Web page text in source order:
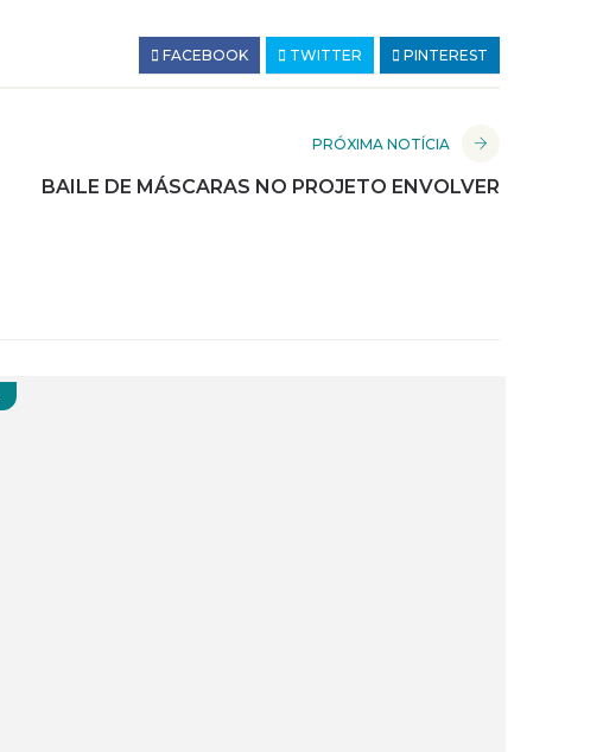
FACEBOOK TWITTER PINTEREST
PRÓXIMA NOTÍCIA
BAILE DE MÁSCARAS NO PROJETO ENVOLVER